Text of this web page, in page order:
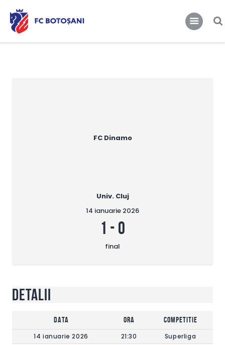
Club
Stiri
FC Dinamo
Univ. Cluj
14 ianuarie 2026
1 - 0
final
Detalii
DATA Ora
Competitie
14 ianuarie 2026
21:30 Superliga